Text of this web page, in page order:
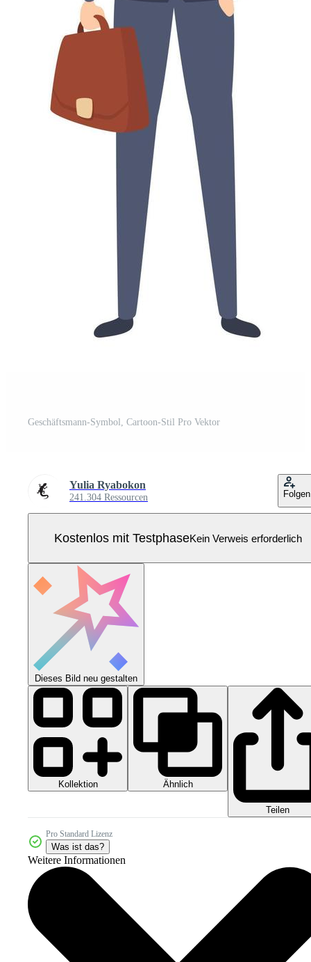
Geschäftsmann-Symbol, Cartoon-Stil Pro Vektor
Yulia Ryabokon
241.304 Ressourcen Folgen
Kostenlos mit TestphaseKein Verweis erforderlich
Dieses Bild neu gestalten
Kollektion Ähnlich
Teilen
Pro Standard Lizenz
Was ist das?
Weitere Informationen